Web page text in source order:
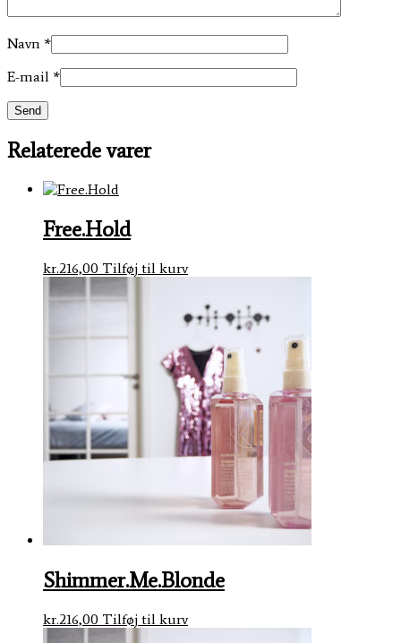
Navn *
E-mail *
Relaterede varer
Free.Hold
kr.216,00 Tilføj til kurv
Shimmer.Me.Blonde
kr.216,00 Tilføj til kurv